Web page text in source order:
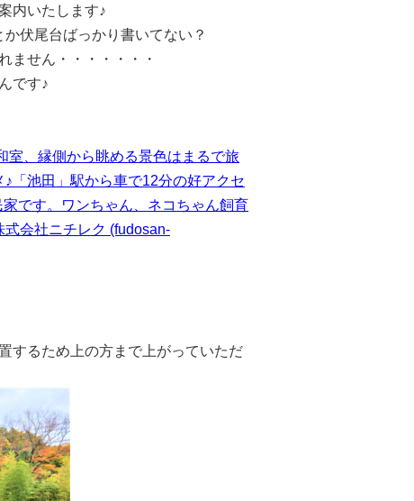
内いたします♪
伏尾台ばっかり書いてない？
ません・・・・・・・
です♪
室、縁側から眺める景色はまるで旅
「池田」駅から車で12分の好アクセ
です。ワンちゃん、ネコちゃん飼育
会社ニチレク (fudosan-
するため上の方まで上がっていただ